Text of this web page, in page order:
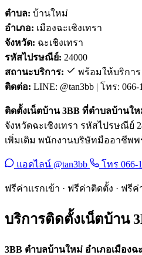
ตำบล: บ้านใหม่
อำเภอ: เมืองฉะเชิงเทรา
จังหวัด: ฉะเชิงเทรา
รหัสไปรษณีย์: 24000
สถานะบริการ:
พร้อมให้บริการ
ติดต่อ: LINE: @tan3bb | โทร: 066-
ติดตั้งเน็ตบ้าน 3BB ที่ตำบลบ้านใ
จังหวัดฉะเชิงเทรา รหัสไปรษณีย์
เพิ่มเติม พนักงานบริษัทมืออาชีพพ
แอดไลน์ @tan3bb โทร 066-
ฟรีค่าแรกเข้า · ฟรีค่าติดตั้ง · ฟรี
บริการติดตั้งเน็ตบ้าน
3BB ตำบลบ้านใหม่ อำเภอเมืองฉ